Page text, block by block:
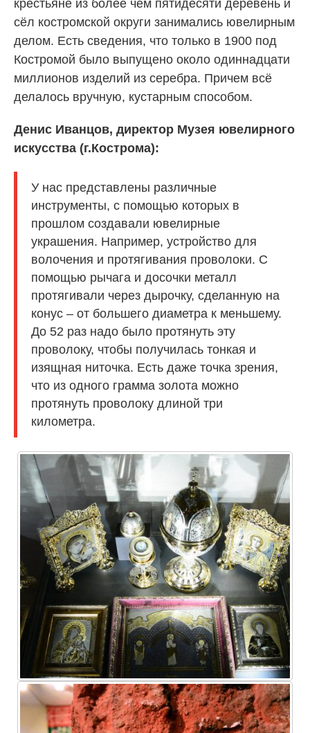
крестьяне из более чем пятидесяти деревень и
сёл костромской округи занимались ювелирным
делом. Есть сведения, что только в 1900 под
Костромой было выпущено около одиннадцати
миллионов изделий из серебра. Причем всё
делалось вручную, кустарным способом.
Денис Иванцов, директор Музея ювелирного
искусства (г.Кострома):
У нас представлены различные
инструменты, с помощью которых в
прошлом создавали ювелирные
украшения. Например, устройство для
волочения и протягивания проволоки. С
помощью рычага и досочки металл
протягивали через дырочку, сделанную на
конус – от большего диаметра к меньшему.
До 52 раз надо было протянуть эту
проволоку, чтобы получилась тонкая и
изящная ниточка. Есть даже точка зрения,
что из одного грамма золота можно
протянуть проволоку длиной три
километра.